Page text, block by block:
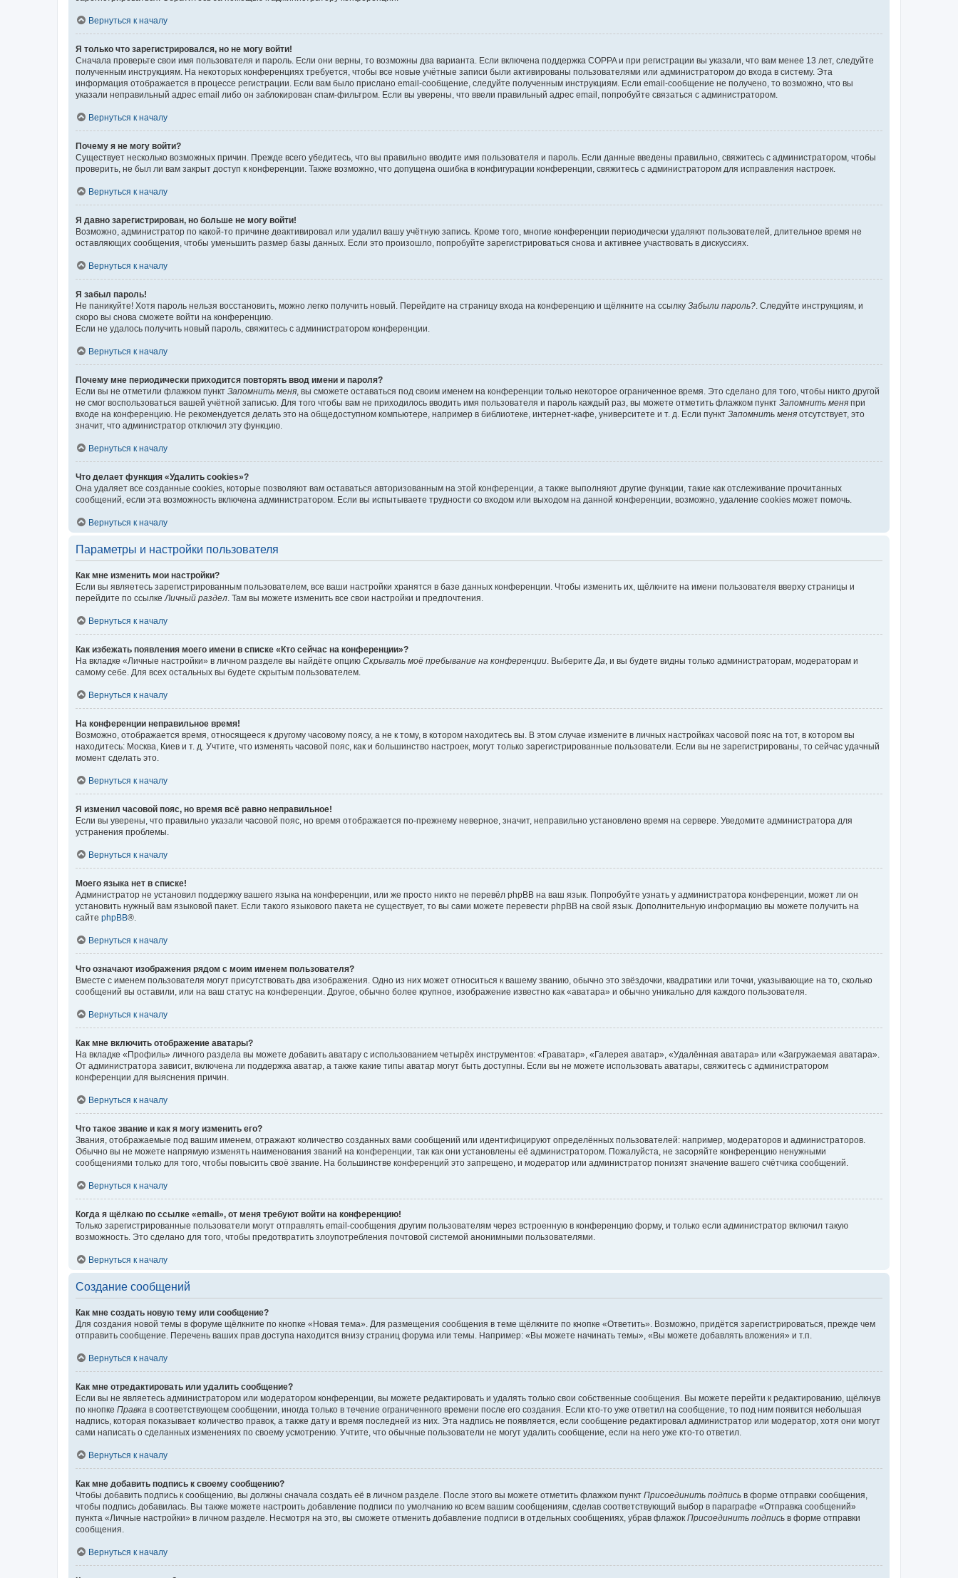
Вернуться к началу
Я только что зарегистрировался, но не могу войти!
Сначала проверьте свои имя пользователя и пароль. Если они верны, то возможны два варианта. Если включена поддержка COPPA и при регистрации вы указали, что вам менее 13 лет, следуйте
полученным инструкциям. На некоторых конференциях требуется, чтобы все новые учётные записи были активированы пользователями или администратором до входа в систему. Эта
информация отображается в процессе регистрации. Если вам было прислано email-сообщение, следуйте полученным инструкциям. Если email-сообщение не получено, то возможно, что вы
указали неправильный адрес email либо он заблокирован спам-фильтром. Если вы уверены, что ввели правильный адрес email, попробуйте связаться с администратором.
Вернуться к началу
Почему я не могу войти?
Существует несколько возможных причин. Прежде всего убедитесь, что вы правильно вводите имя пользователя и пароль. Если данные введены правильно, свяжитесь с администратором, чтобы
проверить, не был ли вам закрыт доступ к конференции. Также возможно, что допущена ошибка в конфигурации конференции, свяжитесь с администратором для исправления настроек.
Вернуться к началу
Я давно зарегистрирован, но больше не могу войти!
Возможно, администратор по какой-то причине деактивировал или удалил вашу учётную запись. Кроме того, многие конференции периодически удаляют пользователей, длительное время не
оставляющих сообщения, чтобы уменьшить размер базы данных. Если это произошло, попробуйте зарегистрироваться снова и активнее участвовать в дискуссиях.
Вернуться к началу
Я забыл пароль!
Не паникуйте! Хотя пароль нельзя восстановить, можно легко получить новый. Перейдите на страницу входа на конференцию и щёлкните на ссылку Забыли пароль? . Следуйте инструкциям, и
скоро вы снова сможете войти на конференцию.
Если не удалось получить новый пароль, свяжитесь с администратором конференции.
Вернуться к началу
Почему мне периодически приходится повторять ввод имени и пароля?
Если вы не отметили флажком пункт Запомнить меня , вы сможете оставаться под своим именем на конференции только некоторое ограниченное время. Это сделано для того, чтобы никто другой
не смог воспользоваться вашей учётной записью. Для того чтобы вам не приходилось вводить имя пользователя и пароль каждый раз, вы можете отметить флажком пункт Запомнить меня при
входе на конференцию. Не рекомендуется делать это на общедоступном компьютере, например в библиотеке, интернет-кафе, университете и т. д. Если пункт Запомнить меня отсутствует, это
значит, что администратор отключил эту функцию.
Вернуться к началу
Что делает функция «Удалить cookies»?
Она удаляет все созданные cookies, которые позволяют вам оставаться авторизованным на этой конференции, а также выполняют другие функции, такие как отслеживание прочитанных
сообщений, если эта возможность включена администратором. Если вы испытываете трудности со входом или выходом на данной конференции, возможно, удаление cookies может помочь.
Вернуться к началу
Параметры и настройки пользователя
Как мне изменить мои настройки?
Если вы являетесь зарегистрированным пользователем, все ваши настройки хранятся в базе данных конференции. Чтобы изменить их, щёлкните на имени пользователя вверху страницы и
перейдите по ссылке Личный раздел . Там вы можете изменить все свои настройки и предпочтения.
Вернуться к началу
Как избежать появления моего имени в списке «Кто сейчас на конференции»?
На вкладке «Личные настройки» в личном разделе вы найдёте опцию Скрывать моё пребывание на конференции . Выберите Да , и вы будете видны только администраторам, модераторам и
самому себе. Для всех остальных вы будете скрытым пользователем.
Вернуться к началу
На конференции неправильное время!
Возможно, отображается время, относящееся к другому часовому поясу, а не к тому, в котором находитесь вы. В этом случае измените в личных настройках часовой пояс на тот, в котором вы
находитесь: Москва, Киев и т. д. Учтите, что изменять часовой пояс, как и большинство настроек, могут только зарегистрированные пользователи. Если вы не зарегистрированы, то сейчас удачный
момент сделать это.
Вернуться к началу
Я изменил часовой пояс, но время всё равно неправильное!
Если вы уверены, что правильно указали часовой пояс, но время отображается по-прежнему неверное, значит, неправильно установлено время на сервере. Уведомите администратора для
устранения проблемы.
Вернуться к началу
Моего языка нет в списке!
Администратор не установил поддержку вашего языка на конференции, или же просто никто не перевёл phpBB на ваш язык. Попробуйте узнать у администратора конференции, может ли он
установить нужный вам языковой пакет. Если такого языкового пакета не существует, то вы сами можете перевести phpBB на свой язык. Дополнительную информацию вы можете получить на
сайте phpBB®.
Вернуться к началу
Что означают изображения рядом с моим именем пользователя?
Вместе с именем пользователя могут присутствовать два изображения. Одно из них может относиться к вашему званию, обычно это звёздочки, квадратики или точки, указывающие на то, сколько
сообщений вы оставили, или на ваш статус на конференции. Другое, обычно более крупное, изображение известно как «аватара» и обычно уникально для каждого пользователя.
Вернуться к началу
Как мне включить отображение аватары?
На вкладке «Профиль» личного раздела вы можете добавить аватару с использованием четырёх инструментов: «Граватар», «Галерея аватар», «Удалённая аватара» или «Загружаемая аватара».
От администратора зависит, включена ли поддержка аватар, а также какие типы аватар могут быть доступны. Если вы не можете использовать аватары, свяжитесь с администратором
конференции для выяснения причин.
Вернуться к началу
Что такое звание и как я могу изменить его?
Звания, отображаемые под вашим именем, отражают количество созданных вами сообщений или идентифицируют определённых пользователей: например, модераторов и администраторов.
Обычно вы не можете напрямую изменять наименования званий на конференции, так как они установлены её администратором. Пожалуйста, не засоряйте конференцию ненужными
сообщениями только для того, чтобы повысить своё звание. На большинстве конференций это запрещено, и модератор или администратор понизят значение вашего счётчика сообщений.
Вернуться к началу
Когда я щёлкаю по ссылке «email», от меня требуют войти на конференцию!
Только зарегистрированные пользователи могут отправлять email-сообщения другим пользователям через встроенную в конференцию форму, и только если администратор включил такую
возможность. Это сделано для того, чтобы предотвратить злоупотребления почтовой системой анонимными пользователями.
Вернуться к началу
Создание сообщений
Как мне создать новую тему или сообщение?
Для создания новой темы в форуме щёлкните по кнопке «Новая тема». Для размещения сообщения в теме щёлкните по кнопке «Ответить». Возможно, придётся зарегистрироваться, прежде чем
отправить сообщение. Перечень ваших прав доступа находится внизу страниц форума или темы. Например: «Вы можете начинать темы», «Вы можете добавлять вложения» и т.п.
Вернуться к началу
Как мне отредактировать или удалить сообщение?
Если вы не являетесь администратором или модератором конференции, вы можете редактировать и удалять только свои собственные сообщения. Вы можете перейти к редактированию, щёлкнув
по кнопке Правка в соответствующем сообщении, иногда только в течение ограниченного времени после его создания. Если кто-то уже ответил на сообщение, то под ним появится небольшая
надпись, которая показывает количество правок, а также дату и время последней из них. Эта надпись не появляется, если сообщение редактировал администратор или модератор, хотя они могут
сами написать о сделанных изменениях по своему усмотрению. Учтите, что обычные пользователи не могут удалить сообщение, если на него уже кто-то ответил.
Вернуться к началу
Как мне добавить подпись к своему сообщению?
Чтобы добавить подпись к сообщению, вы должны сначала создать её в личном разделе. После этого вы можете отметить флажком пункт Присоединить подпись в форме отправки сообщения,
чтобы подпись добавилась. Вы также можете настроить добавление подписи по умолчанию ко всем вашим сообщениям, сделав соответствующий выбор в параграфе «Отправка сообщений»
пункта «Личные настройки» в личном разделе. Несмотря на это, вы сможете отменить добавление подписи в отдельных сообщениях, убрав флажок Присоединить подпись в форме отправки
сообщения.
Вернуться к началу